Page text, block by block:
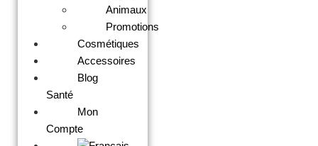
Animaux
Promotions
Cosmétiques
Accessoires
Blog
Santé
Mon
Compte